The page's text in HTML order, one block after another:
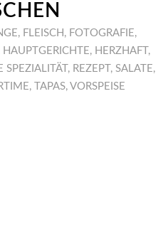
, FLEISCH , FOTOGRAFIE,
HAUPTGERICHTE, HERZHAFT,
SPEZIALITÄT, REZEPT, SALATE,
, TAPAS, VORSPEISE